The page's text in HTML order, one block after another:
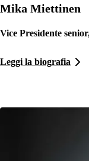
Mika Miettinen
Vice Presidente
Leggi la biografia